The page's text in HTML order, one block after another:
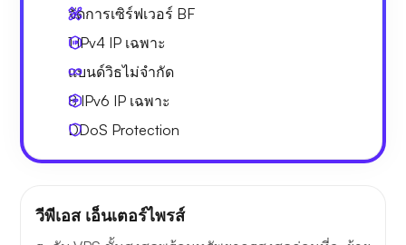
จัดการเซิร์ฟเวอร์ BF
1 IPv4 IP เฉพาะ
แบนด์วิธไม่จำกัด
8 IPv6 IP เฉพาะ
DDoS Protection
วีพีเอส เอ็นเตอร์ไพรส์